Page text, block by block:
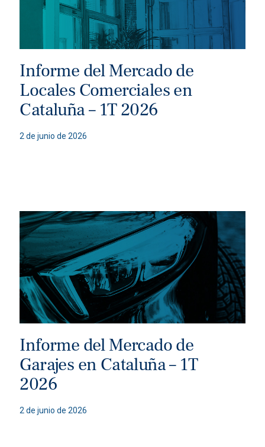
Informe del Mercado de
Locales Comerciales en
Cataluña – 1T 2026
2 de junio de 2026
Informe del Mercado de
Garajes en Cataluña – 1T
2026
2 de junio de 2026